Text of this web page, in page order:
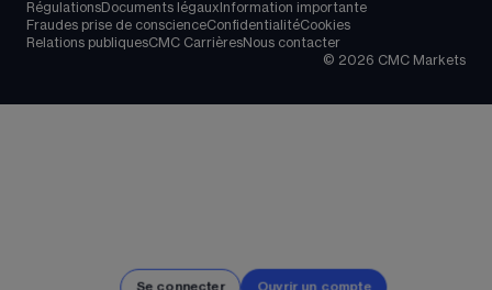
Se connecter Ouvrir un compte
RégulationsDocuments légaux Information importante
Fraudes prise de conscienceConfidentialitéCookies
Relations publiquesCMC CarrièresNous contacter
© 2026 CMC Markets